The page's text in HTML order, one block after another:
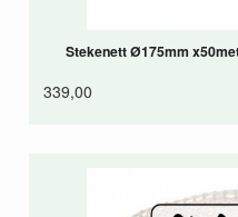
Stekenett Ø175mm
339,00